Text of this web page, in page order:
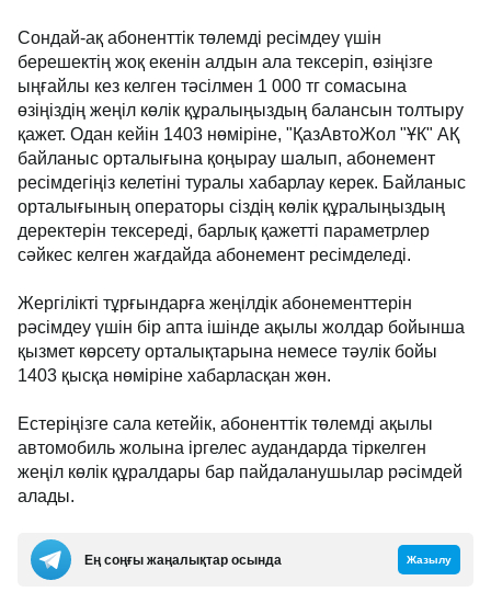
Сондай-ақ абоненттік төлемді ресімдеу үшін
берешектің жоқ екенін алдын ала тексеріп, өзіңізге
ыңғайлы кез келген тәсілмен 1 000 тг сомасына
өзіңіздің жеңіл көлік құралыңыздың балансын толтыру
қажет. Одан кейін 1403 нөміріне, "ҚазАвтоЖол "ҰК" АҚ
байланыс орталығына қоңырау шалып, абонемент
ресімдегіңіз келетіні туралы хабарлау керек. Байланыс
орталығының операторы сіздің көлік құралыңыздың
деректерін тексереді, барлық қажетті параметрлер
сәйкес келген жағдайда абонемент ресімделеді.
Жергілікті тұрғындарға жеңілдік абонементтерін
рәсімдеу үшін бір апта ішінде ақылы жолдар бойынша
қызмет көрсету орталықтарына немесе тәулік бойы
1403 қысқа нөміріне хабарласқан жөн.
Естеріңізге сала кетейік, абоненттік төлемді ақылы
автомобиль жолына іргелес аудандарда тіркелген
жеңіл көлік құралдары бар пайдаланушылар рәсімдей
алады.
Ең соңғы жаңалықтар осында Жазылу